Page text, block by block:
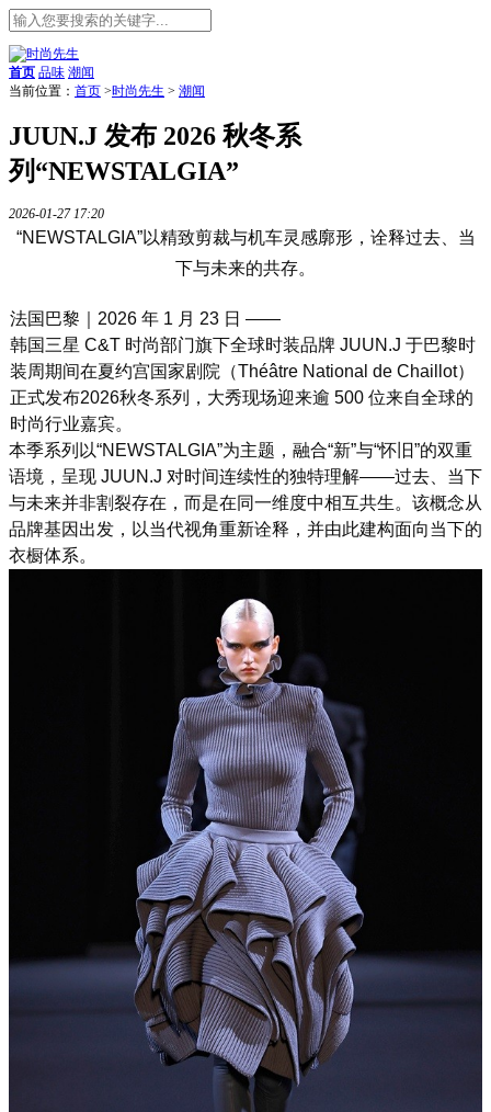
首页 品味 潮闻
当前位置： 首页 >时尚先生 > 潮闻
JUUN.J 发布 2026 秋冬系
列“NEWSTALGIA”
2026-01-27 17:20
“NEWSTALGIA”以精致剪裁与机车灵感廓形，诠释过去、当
下与未来的共存。
法国巴黎｜2026 年 1 月 23 日 ——
韩国三星 C&T 时尚部门旗下全球时装品牌 JUUN.J 于巴黎时
装周期间在夏约宫国家剧院（Théâtre National de Chaillot）
正式发布2026秋冬系列，大秀现场迎来逾 500 位来自全球的
时尚行业嘉宾。
本季系列以“NEWSTALGIA”为主题，融合“新”与“怀旧”的双重
语境，呈现 JUUN.J 对时间连续性的独特理解——过去、当下
与未来并非割裂存在，而是在同一维度中相互共生。该概念从
品牌基因出发，以当代视角重新诠释，并由此建构面向当下的
衣橱体系。